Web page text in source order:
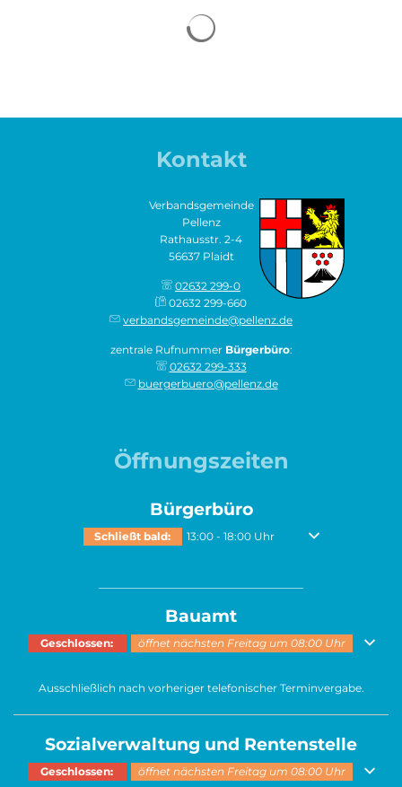
Kontakt
Verbandsgemeinde
Pellenz
Rathausstr. 2-4
56637 Plaidt
02632 299-0
02632 299-660
verbandsgemeinde@pellenz.de
zentrale Rufnummer Bürgerbüro:
02632 299-333
buergerbuero@pellenz.de
Öffnungszeiten
Bürgerbüro
Klicken, um weitere Öffnungs- oder Schließzeiten
Schließt bald: 13:00- 18:00Uhr Von 13:00 bis 18:00
Bauamt
Klicken, um weitere Öffnungs- oder Schließzeiten auszublenden
Geschlossen: öffnet nächsten Freitag um 08:00 Uhr
Ausschließlich nach vorheriger telefonischer Terminvergabe.
Sozialverwaltung und Rentenstelle
Klicken, um weitere Öffnungs- oder Schließzeiten auszublenden
Geschlossen: öffnet nächsten Freitag um 08:00 Uhr